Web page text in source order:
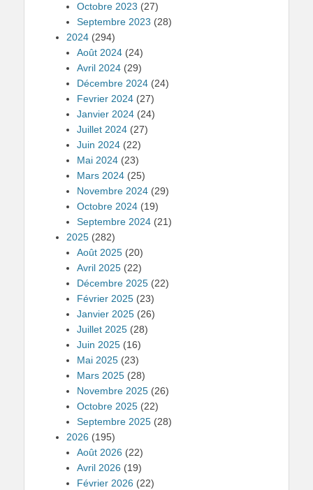
Octobre 2023 (27)
Septembre 2023 (28)
2024 (294)
Août 2024 (24)
Avril 2024 (29)
Décembre 2024 (24)
Fevrier 2024 (27)
Janvier 2024 (24)
Juillet 2024 (27)
Juin 2024 (22)
Mai 2024 (23)
Mars 2024 (25)
Novembre 2024 (29)
Octobre 2024 (19)
Septembre 2024 (21)
2025 (282)
Août 2025 (20)
Avril 2025 (22)
Décembre 2025 (22)
Février 2025 (23)
Janvier 2025 (26)
Juillet 2025 (28)
Juin 2025 (16)
Mai 2025 (23)
Mars 2025 (28)
Novembre 2025 (26)
Octobre 2025 (22)
Septembre 2025 (28)
2026 (195)
Août 2026 (22)
Avril 2026 (19)
Février 2026 (22)